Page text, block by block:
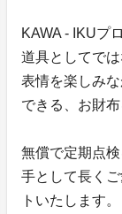
KAWA - IKUプ
道具としてで
表情を楽しみ
できる、お財布
無償で定期点
手として長く
トいたします。